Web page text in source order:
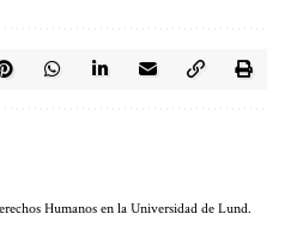
Humanos en la Universidad de Lund.